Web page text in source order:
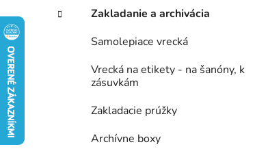
č
e
Zakladanie a archivácia
Samolepiace vrecká
Vrecká na etikety - na šanóny, k
zásuvkám
Zakladacie prúžky
Archívne boxy